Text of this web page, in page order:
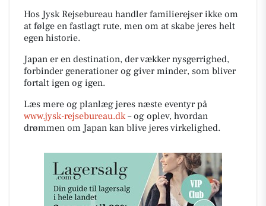
Hos Jysk Rejsebureau handler familierejser ikke om
at følge en fastlagt rute, men om at skabe jeres helt
egen historie.
Japan er en destination, der vækker nysgerrighed,
forbinder generationer og giver minder, som bliver
fortalt igen og igen.
Læs mere og planlæg jeres næste eventyr på
www.jysk-rejsebureau.dk– og oplev, hvordan
drømmen om Japan kan blive jeres virkelighed.